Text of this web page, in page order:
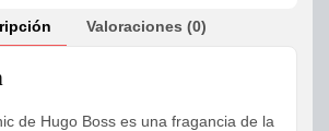
Valoraciones (0)
de Hugo Boss es una fragancia de la